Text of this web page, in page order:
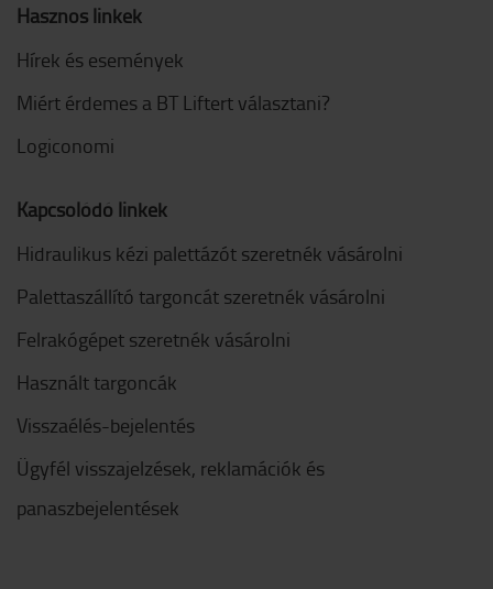
Hasznos linkek
Hírek és események
Miért érdemes a BT Liftert választani?
Logiconomi
Kapcsolódó linkek
Hidraulikus kézi palettázót szeretnék vásárolni
Palettaszállító targoncát szeretnék vásárolni
Felrakógépet szeretnék vásárolni
Használt targoncák
Visszaélés-bejelentés
Ügyfél visszajelzések, reklamációk és
panaszbejelentések